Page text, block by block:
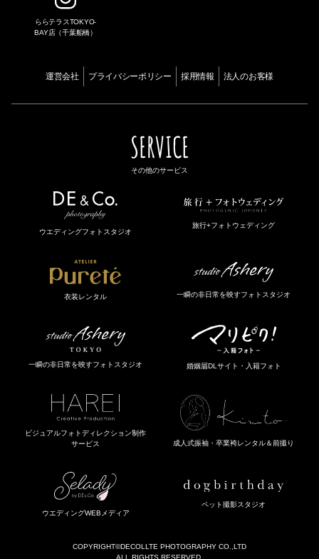
ららテラスTOKYO-
BAY店（千葉船橋）
運営会社 プライバシーポリシー 採用情報 法人のお客様
SERVICE
その他のサービス
ウエディングフォトスタジオ
旅行+フォトウェディング
衣装レンタル 一瞬の非日常を映すフォトスタジオ
一瞬の非日常を映すフォトスタジオ 婚姻届DLサイト・入籍フォト
ビジュアルフォトディレクション制作
サービス
成人式振袖・卒業袴レンタル＆前撮り
ウエディングWEBメディア
ペット撮影スタジオ
COPYRIGHT©DECOLLTE PHOTOGRAPHY CO.,LTD
ALL RIGHTS RESERVED.